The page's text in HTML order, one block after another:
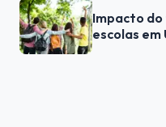
Impacto do
escolas em